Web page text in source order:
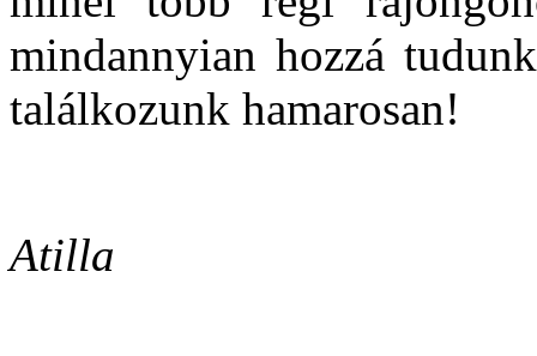
mindannyian hozzá
találkozunk hamarosan!
Atilla